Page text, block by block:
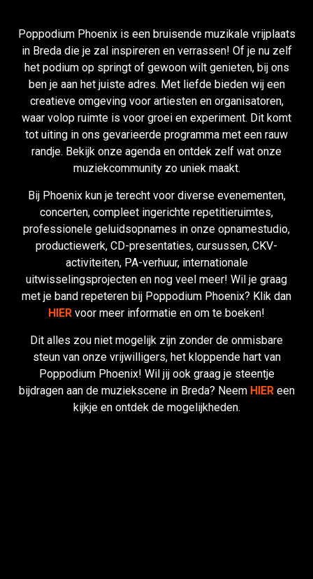
Poppodium Phoenix is een bruisende muzikale vrijplaats
in Breda die je zal inspireren en verrassen! Of je nu zelf
het podium op springt of gewoon wilt genieten, bij ons
ben je aan het juiste adres. Met liefde bieden wij een
creatieve omgeving voor artiesten en organisatoren,
waar volop ruimte is voor groei en experiment. Dit komt
tot uiting in ons gevarieerde programma met een rauw
randje. Bekijk onze agenda en ontdek zelf wat onze
muziekcommunity zo uniek maakt.
Bij Phoenix kun je terecht voor diverse evenementen,
concerten, compleet ingerichte repetitieruimtes,
professionele geluidsopnames in onze opnamestudio,
productiewerk, CD-presentaties, cursussen, CKV-
activiteiten, PA-verhuur, internationale
uitwisselingsprojecten en nog veel meer! Wil je graag
met je band repeteren bij Poppodium Phoenix? Klik dan
HIER voor meer informatie en om te boeken!
Dit alles zou niet mogelijk zijn zonder de onmisbare
steun van onze vrijwilligers, het kloppende hart van
Poppodium Phoenix! Wil jij ook graag je steentje
bijdragen aan de muziekscene in Breda? Neem HIEReen
kijkje en ontdek de mogelijkheden.